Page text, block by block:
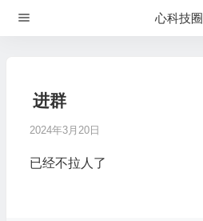
心科技圈
进群
2024年3月20日
已经不拉人了